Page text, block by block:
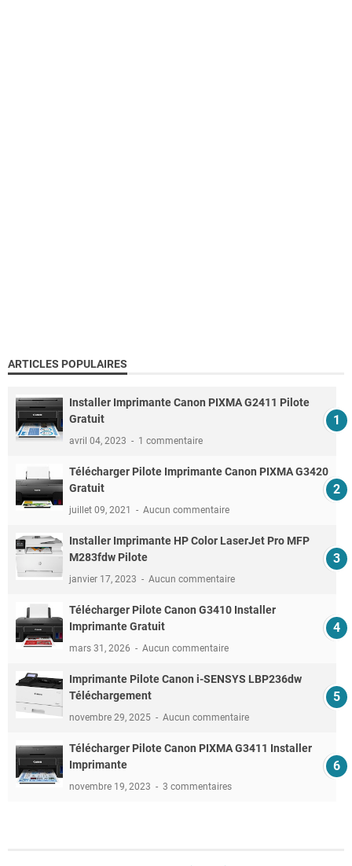
ARTICLES POPULAIRES
Installer Imprimante Canon PIXMA G2411 Pilote
Gratuit
avril 04, 2023 1 commentaire
Télécharger Pilote Imprimante Canon PIXMA G3420
Gratuit
juillet 09, 2021 Aucun commentaire
Installer Imprimante HP Color LaserJet Pro MFP
M283fdw Pilote
janvier 17, 2023 Aucun commentaire
Télécharger Pilote Canon G3410 Installer
Imprimante Gratuit
mars 31, 2026 Aucun commentaire
Imprimante Pilote Canon i-SENSYS LBP236dw
Téléchargement
novembre 29, 2025 Aucun commentaire
Télécharger Pilote Canon PIXMA G3411 Installer
Imprimante
novembre 19, 2023 3 commentaires